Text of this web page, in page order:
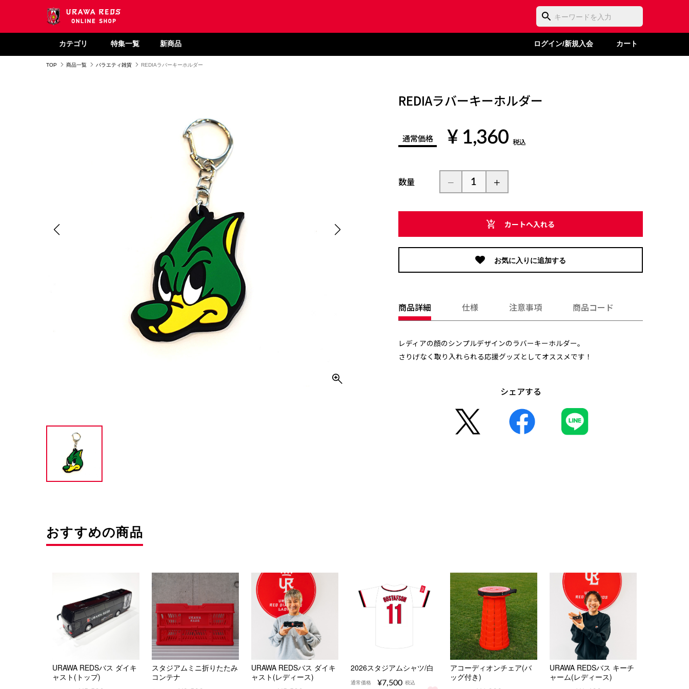
カテゴリ 特集一覧 新商品 ログイン/新規入会 カート
TOP 商品一覧 バラエティ雑貨 REDIAラバーキーホルダー
REDIAラバーキーホルダー
通常価格 ¥ 1,360 税込
数量
カートへ入れる
お気に入りに追加する
商品詳細 仕様 注意事項 商品コード
レディアの顔のシンプルデザインのラバーキーホルダー。
さりげなく取り入れられる応援グッズとしてオススメです！
シェアする
おすすめの商品
URAWA REDSバス ダイキ
ャスト(トップ)
スタジアムミニ折りたたみ
コンテナ
URAWA REDSバス ダイキ
ャスト(レディース)
2026スタジアムシャツ/白
通常価格 ¥7,500 税込
アコーディオンチェア(バ
ッグ付き)
URAWA REDSバス キーチ
ャーム(レディース)